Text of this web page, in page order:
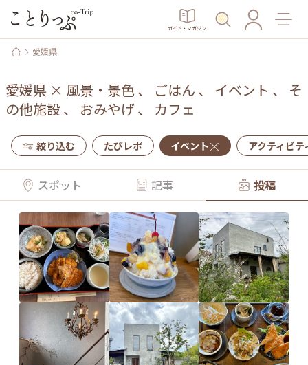
ガイド・マガジン
愛媛県
愛媛県 × 風景・景色、 ごはん 、 イベント 、 そ
の他施設、 おみやげ 、 カフェ
絞り込む たびレポ イベント アクティビテ
スポット 記事 投稿